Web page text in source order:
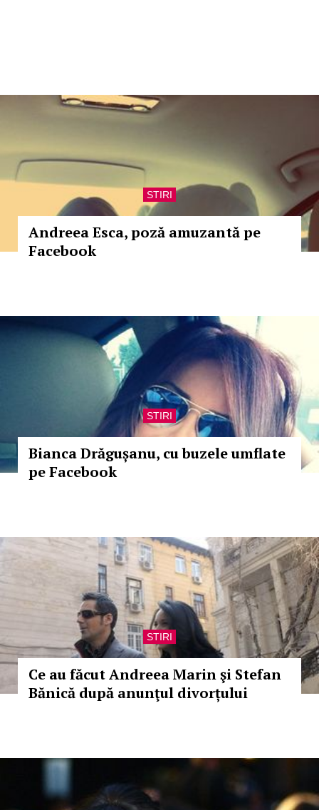
STIRI
Andreea Esca, poză amuzantă pe
Facebook
STIRI
Bianca Drăgușanu, cu buzele umflate
pe Facebook
STIRI
Ce au făcut Andreea Marin şi Stefan
Bănică după anunţul divorțului